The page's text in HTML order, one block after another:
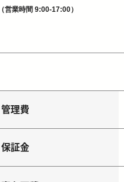
（営業時間 9:00-17:00）
管理費
保証金